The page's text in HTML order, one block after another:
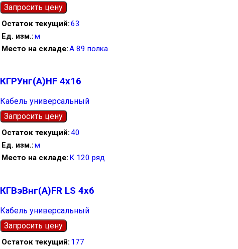
Запросить цену
Остаток текущий 63
Ед. изм. м
Место на складе А 89 полка
КГРУнг(А)HF 4х16
Кабель универсальный
Запросить цену
Остаток текущий 40
Ед. изм. м
Место на складе К 120 ряд
КГВэВнг(А)FR LS 4х6
Кабель универсальный
Запросить цену
Остаток текущий 177